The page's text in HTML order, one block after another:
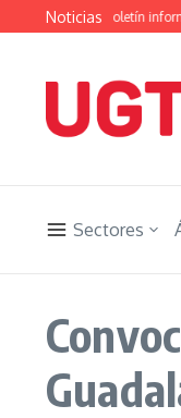
Saltar al contenido
Noticias
Ugetista», el boletín
Sectores